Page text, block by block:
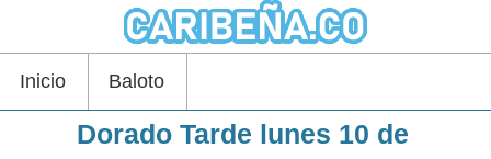
Inicio Baloto
Dorado Tarde lunes 10 de